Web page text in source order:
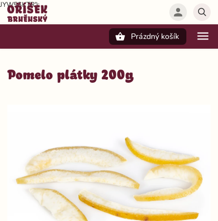
JYW5SKTR');
Prázdný košík
Pomelo plátky 200g